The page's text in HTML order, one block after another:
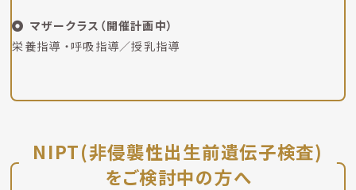
マザークラス（開催計画中）
栄養指導 ・呼吸指導／授乳指導
NIPT(非侵襲性出生前遺伝子検査)
をご検討中の方へ